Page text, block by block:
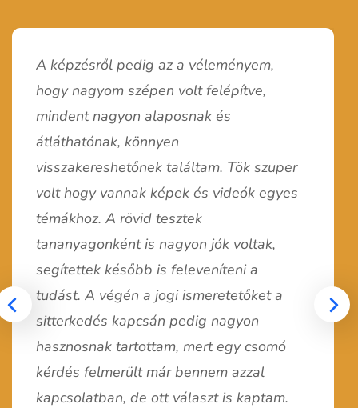
A képzésről pedig az a véleményem,
hogy nagyom szépen volt felépítve,
mindent nagyon alaposnak és
átláthatónak, könnyen
visszakereshetőnek találtam. Tök szuper
volt hogy vannak képek és videók egyes
témákhoz. A rövid tesztek
tananyagonként is nagyon jók voltak,
segítettek később is feleveníteni a
tudást. A végén a jogi ismeretetőket a
sitterkedés kapcsán pedig nagyon
hasznosnak tartottam, mert egy csomó
kérdés felmerült már bennem azzal
kapcsolatban, de ott választ is kaptam.
A képzést nagyon részletesnek és
szükséges információra, amit egy
kutyatartónak, szitternek tudnia kell,
szerintem ennél átfogóbb nem is
lehetne. Bátran ajánlom nem csak
szittereknek, hanem minden olyan
embernek, akinek kutyája van vagy
foglalkozik!
hasznos, alapos és jól felépített
több tudást kaptam, mint
Az állatorvosi elsősegély videók
L. Viktória